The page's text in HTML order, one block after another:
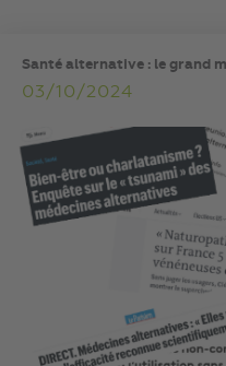
Santé alternative : le grand
03/10/2024